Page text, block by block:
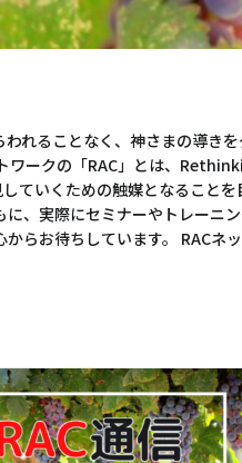
れることなく、神さまの導き
トワークの「RAC」とは、
ていくための触媒となること
、実際にセミナーやトレーニ
らお待ちしています。 RACネ